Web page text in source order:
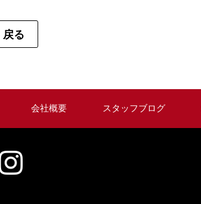
戻る
会社概要 スタッフブログ